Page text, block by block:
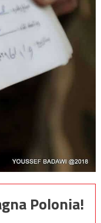
Polonia!